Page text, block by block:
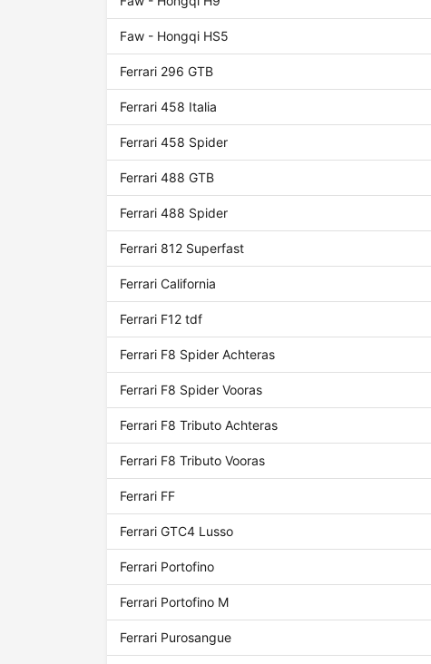
Faw - Hongqi HS5
Ferrari 296 GTB
Ferrari 458 Italia
Ferrari 458 Spider
Ferrari 488 GTB
Ferrari 488 Spider
Ferrari 812 Superfast
Ferrari California
Ferrari F12 tdf
Ferrari F8 Spider Achteras
Ferrari F8 Spider Vooras
Ferrari F8 Tributo Achteras
Ferrari F8 Tributo Vooras
Ferrari FF
Ferrari GTC4 Lusso
Ferrari Portofino
Ferrari Portofino M
Ferrari Purosangue